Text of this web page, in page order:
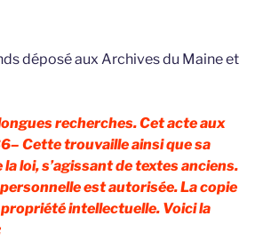
déposé aux Archives du Maine et
recherches. Cet acte aux
Cette trouvaille ainsi que sa
loi, s’agissant de textes anciens.
est autorisée. La copie
intellectuelle. Voici la